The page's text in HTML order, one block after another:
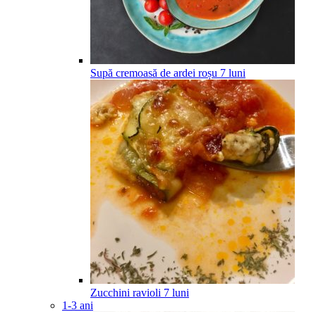
Supă cremoasă de ardei roșu 7 luni
Zucchini ravioli 7 luni
1-3 ani